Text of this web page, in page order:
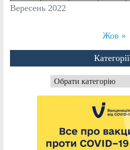
Вересень 2022
Жов »
Категорії
Категорії